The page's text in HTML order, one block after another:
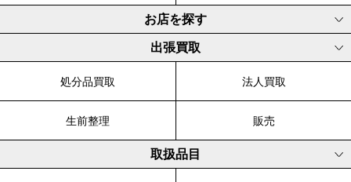
お店を探す
出張買取
処分品買取 法人買取
生前整理 販売
取扱品目